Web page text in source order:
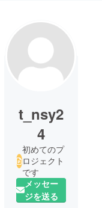
t_nsy2
4
初めてのプ
ロジェクト
です
メッセー
ジを送る